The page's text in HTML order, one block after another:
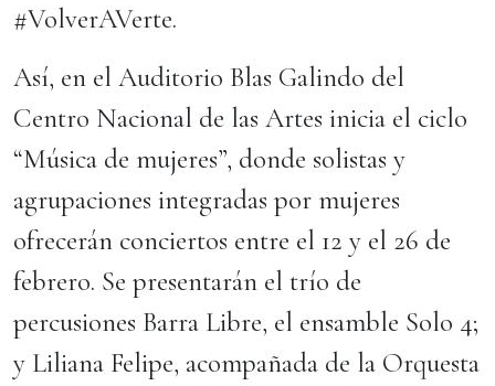
#VolverAVerte.
Así, en el Auditorio Blas Galindo del
Centro Nacional de las Artes inicia el ciclo
“Música de mujeres”, donde solistas y
agrupaciones integradas por mujeres
ofrecerán conciertos entre el 12 y el 26 de
febrero. Se presentarán el trío de
percusiones Barra Libre, el ensamble Solo 4;
y Liliana Felipe, acompañada de la Orquesta